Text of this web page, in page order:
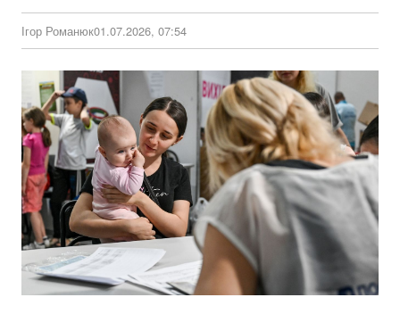
Ігор Романюк01.07.2026, 07:54